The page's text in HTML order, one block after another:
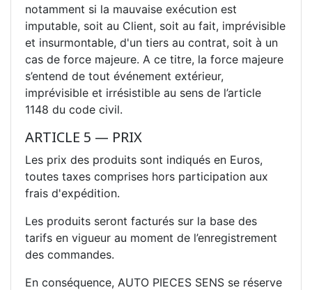
notamment si la mauvaise exécution est
imputable, soit au Client, soit au fait, imprévisible
et insurmontable, d'un tiers au contrat, soit à un
cas de force majeure. A ce titre, la force majeure
s’entend de tout événement extérieur,
imprévisible et irrésistible au sens de l’article
1148 du code civil.
ARTICLE 5 — PRIX
Les prix des produits sont indiqués en Euros,
toutes taxes comprises hors participation aux
frais d'expédition.
Les produits seront facturés sur la base des
tarifs en vigueur au moment de l’enregistrement
des commandes.
En conséquence, AUTO PIECES SENS se réserve